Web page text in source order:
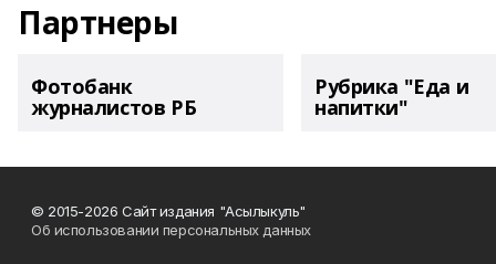
Партнеры
Фотобанк
журналистов РБ
Рубрика "Еда и
напитки"
© 2015-2026 Сайт издания "Асылыкуль"
Об использовании персональных данных